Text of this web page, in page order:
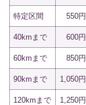
特定区間 550円
40kmまで 600円
60kmまで 850円
90kmまで 1,050円
120kmまで 1,250円